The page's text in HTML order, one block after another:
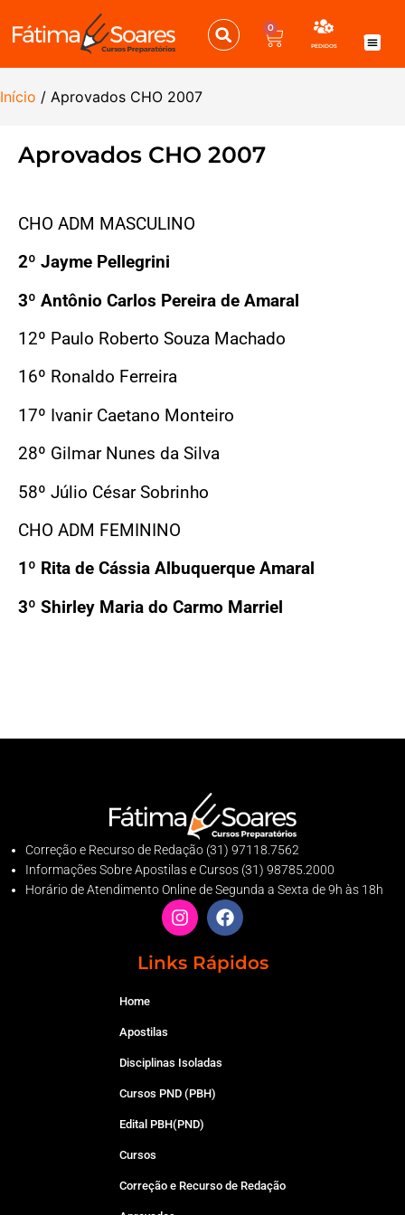
0
PEDIDOS
MENU
Início / Aprovados CHO 2007
Aprovados CHO 2007
CHO ADM MASCULINO
2º Jayme Pellegrini
3º Antônio Carlos Pereira de Amaral
12º Paulo Roberto Souza Machado
16º Ronaldo Ferreira
17º Ivanir Caetano Monteiro
28º Gilmar Nunes da Silva
58º Júlio César Sobrinho
CHO ADM FEMININO
1º Rita de Cássia Albuquerque Amaral
3º Shirley Maria do Carmo Marriel
Correção e Recurso de Redação (31) 97118.7562
Informações Sobre Apostilas e Cursos (31) 98785.2000
Horário de Atendimento Online de Segunda a Sexta de 9h às 18h
Links Rápidos
Home
Apostilas
Disciplinas Isoladas
Cursos PND (PBH)
Edital PBH(PND)
Cursos
Correção e Recurso de Redação